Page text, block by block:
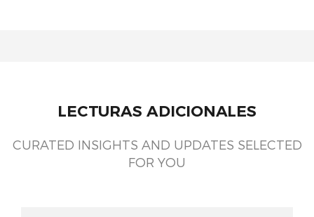
LECTURAS ADICIONALES
CURATED INSIGHTS AND UPDATES SELECTED
FOR YOU